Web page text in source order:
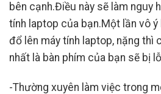
bên cạnh.Điều này sẽ làm nguy
tính laptop của bạn.Một lần vô
đổ lên máy tính laptop, nặng thì
nhất là bàn phím của bạn sẽ bị
-Thường xuyên làm việc trong